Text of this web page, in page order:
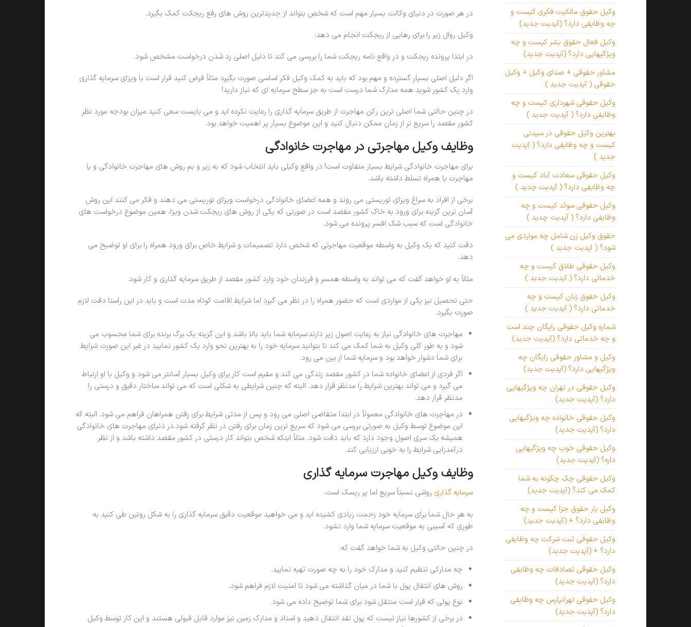
وکیل حقوق مالکیت فکری کیست و
چه وظایفی دارد؟ (آپدیت جدید)
وکیل فعال حقوق بشر کیست و چه
ویژگیهایی دارد؟ (آپدیت جدید)
مشاور حقوقی + صدای وکیل + وکیل
حقوقی ( آپدیت جدید )
وکیل حقوقی شهرداری کیست و چه
وظایفی دارد؟ ( آپدیت جدید )
بهترین وکیل حقوقی در سیدنی
کیست و چه وظایفی دارد؟ ( آپدیت
جدید )
وکیل حقوقی سعادت آباد کیست و
چه وظایفی دارد؟ ( آپدیت چدید )
وکیل حقوقی سوئد کیست و چه
وظایفی دارد؟ ( آپدیت چدید )
حقوق وکیل زن شامل چه مواردی می
شود؟ ( آپدیت جدید )
وکیل حقوقی طلاق کیست و چه
خدماتی دارد؟ ( آپدیت جدید )
وکیل حقوق زنان کیست و چه
خدماتی دارد؟ ( آپدیت جدید )
شماره وکیل حقوقی رایگان چند است
و چه خدماتی دارد؟ (آپدیت جدید)
وکیل و مشاور حقوقی رایگان چه
ویژگیهایی دارد؟ (آپدیت جدید)
وکیل حقوقی در تهران چه ویژگیهایی
دارد؟ (آپدیت جدید)
وکیل حقوقی خانواده چه ویژگیهایی
دارد؟ (آپدیت جدید)
وکیل حقوقی خوب چه ویژگیهایی
داره؟ (آپدیت جدید)
وکیل حقوقی چک چگونه به شما
کمک می کند؟ (آپدیت جدید)
وکیل یار حقوق جزا کیست و چه
وظایفی دارد؟ + (آپدیت جدید)
وکیل حقوقی ثبت شرکت چه وظایفی
دارد؟ + (آپدیت جدید)
وکیل حقوقی تصادفات چه وظایفی
دارد؟ (آپدیت جدید)
وکیل حقوقی تهرانپارس چه وظایفی
دارد؟ (آپدیت جدید)
در هر صورت در دنیای وکالت بسیار مهم است که شخص بتواند از جدیدترین روش های رفع ریجکت کمک بگیرد.
وکیل روال زیر را برای رهایی از ریجکت انجام می دهد:
در ابتدا پرونده ریجکت و در واقع نامه ریجکت شما را بررسی می کند تا دلیل اصلی رد شدن درخواست مشخص شود.
اگر دلیل اصلی بسیار گسترده و مهم بود که باید به کمک وکیل فکر اساسی صورت بگیرد مثلاً فرض کنید قرار است با ویزای سرمایه گذاری
وارد یک کشور شوید همه مدارک شما درست است به جز سطح سرمایه ای که نیاز دارید!
در چنین حالتی شما اصلی ترین رکن مهاجرت از طریق سرمایه گذاری را رعایت نکرده اید و می بایست سعی کنید میزان بودجه مورد نظر
کشور مقصد را سریع تر از زمان ممکن دنبال کنید و این موضوع بسیار پر اهمیت خواهد بود.
وظایف وکیل مهاجرتی در مهاجرت خانوادگی
برای مهاجرت خانوادگی شرایط بسیار متفاوت است! در واقع وکیلی باید انتخاب شود که به زیر و بم روش های مهاجرت خانوادگی و یا
مهاجرت با همراه تسلط داشته باشد.
برخی از افراد به سراغ ویزای توریستی می روند و همه اعضای خانوادگی درخواست ویزای توریستی می دهند و فکر می کنند این روش
آسان ترین گزینه برای ورود به خاک کشور مقصد است در صورتی که یکی از روش های ریجکت شدن ویزا، همین موضوع درخواست های
خانوادگی است که سبب شک افسر پرونده می شود.
دقت کنید که یک وکیل به واسطه موقعیت مهاجرتی که شخص دارد تصمیمات و شرایط خاص برای ورود همراه را برای او توضیح می
دهد.
مثلاً به او خواهد گفت که می تواند به واسطه همسر و فرزندان خود وارد کشور مقصد از طریق سرمایه گذاری و کار شود.
حتی تحصیل نیز یکی از مواردی است که حضور همراه را در نظر می گیرد اما شرایط اقامت کوتاه مدت است و باید در این راستا دقت لازم
صورت بگیرد.
مهاجرت های خانوادگی نیاز به رعایت اصول زیر دارند:سرمایه شما باید بالا باشد و این گزینه یک برگ برنده برای شما محسوب می
شود و به طور کلی وکیل به شما کمک می کند تا بتوانید سرمایه خود را به بهترین نحو وارد یک کشور نمایید در غیر این صورت شرایط
برای شما دشوار خواهد بود و سرمایه شما از بین می رود.
اگر فردی از اعضای خانواده شما در کشور مقصد زندگی می کند و مقیم است کار برای وکیل بسیار آسانتر می شود و وکیل با او ارتباط
می گیرد و می تواند بهترین شرایط را مدنظر قرار دهد. البته که چنین شرایطی به شکلی است که می تواند ساختار دقیق و درستی را
مدنظر قرار دهد.
در مهاجرت های خانوادگی معمولاً در ابتدا متقاضی اصلی می رود و پس از مدتی شرایط برای رفتن همراهان فراهم می شود. البته که
این موضوع توسط وکیل به صورتی بررسی می شود که سریع ترین زمان برای رفتن در نظر گرفته شود.در دنیای مهاجرت های خانوادگی
همیشه یک سری اصول وجود دارد که باید دقت شود. مثلاً اینکه شخص بتواند کار درستی در کشور مقصد داشته باشد و از نظر
درآمدزایی شرایط را به خوبی ارزیابی کند.
وظایف وکیل مهاجرت سرمایه گذاری
سرمایه گذاری روشی نسبتاً سریع اما پر ریسک است.
به هر حال شما برای سرمایه خود زحمت زیادی کشیده اید و می خواهید موقعیت دقیق سرمایه گذاری را به شکل روتین طی کنید به
طوری که آسیبی به موقعیت سرمایه شما وارد نشود.
در چنین حالتی وکیل به شما خواهد گفت که:
چه مدارکی تنظیم کنید و مدارک خود را به چه صورت تهیه نمایید.
روش های انتقال پول با شما در میان گذاشته می شود تا امنیت لازم فراهم شود.
نوع پولی که قرار است منتقل شود برای شما توضیح داده می شود.
در برخی از کشورها نیاز نیست که پول نقد انتقال دهید و اسناد و مدارک زمین نیز موارد قابل قبولی هستند و این کار توسط وکیل